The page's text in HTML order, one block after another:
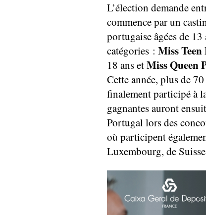
L’élection demande
commence par un
portugaise âgées de
catégories : Miss
18 ans etMiss Queen
Cette année, plus de
finalement participé à
gagnantes auront
Portugal lors des
où participent
Luxembourg, de